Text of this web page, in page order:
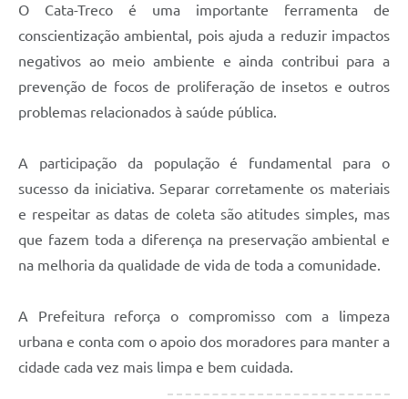
O Cata-Treco é uma importante ferramenta de
conscientização ambiental, pois ajuda a reduzir impactos
negativos ao meio ambiente e ainda contribui para a
prevenção de focos de proliferação de insetos e outros
problemas relacionados à saúde pública.
A participação da população é fundamental para o
sucesso da iniciativa. Separar corretamente os materiais
e respeitar as datas de coleta são atitudes simples, mas
que fazem toda a diferença na preservação ambiental e
na melhoria da qualidade de vida de toda a comunidade.
A Prefeitura reforça o compromisso com a limpeza
urbana e conta com o apoio dos moradores para manter a
cidade cada vez mais limpa e bem cuidada.